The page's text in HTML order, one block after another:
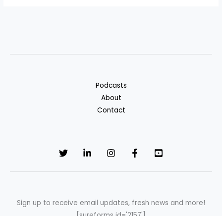
Podcasts
About
Contact
Sign up to receive email updates, fresh news and more!